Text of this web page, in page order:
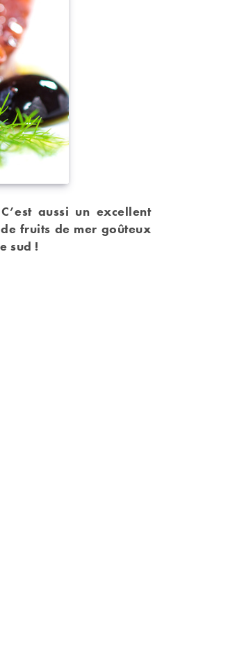
aussi un excellent
fruits de mer goûteux
sud !